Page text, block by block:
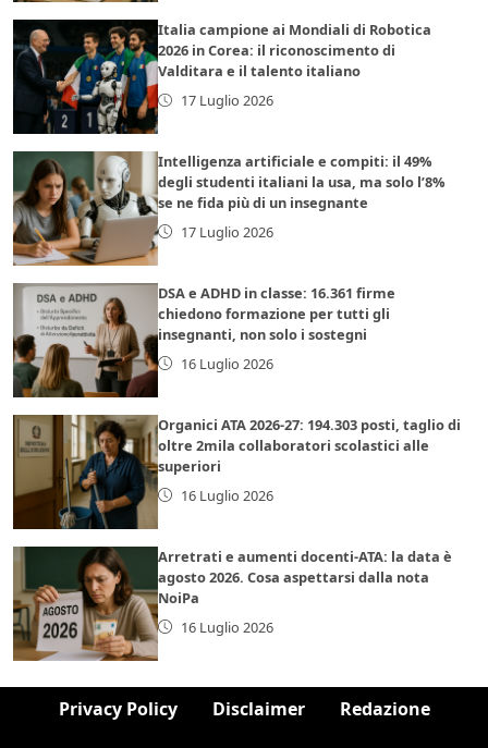
Italia campione ai Mondiali di Robotica
2026 in Corea: il riconoscimento di
Valditara e il talento italiano
17 Luglio 2026
Intelligenza artificiale e compiti: il 49%
degli studenti italiani la usa, ma solo l’8%
se ne fida più di un insegnante
17 Luglio 2026
DSA e ADHD in classe: 16.361 firme
chiedono formazione per tutti gli
insegnanti, non solo i sostegni
16 Luglio 2026
Organici ATA 2026-27: 194.303 posti, taglio di
oltre 2mila collaboratori scolastici alle
superiori
16 Luglio 2026
Arretrati e aumenti docenti-ATA: la data è
agosto 2026. Cosa aspettarsi dalla nota
NoiPa
16 Luglio 2026
Privacy Policy Disclaimer Redazione